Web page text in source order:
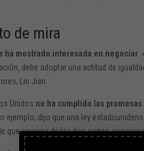
de mira
ha mostrado interesada en negociar
debe adoptar una actitud de
Lin Jian.
Unidos no ha cumplido las
ejemplo, dijo que una ley
que ninguna de las dos partes